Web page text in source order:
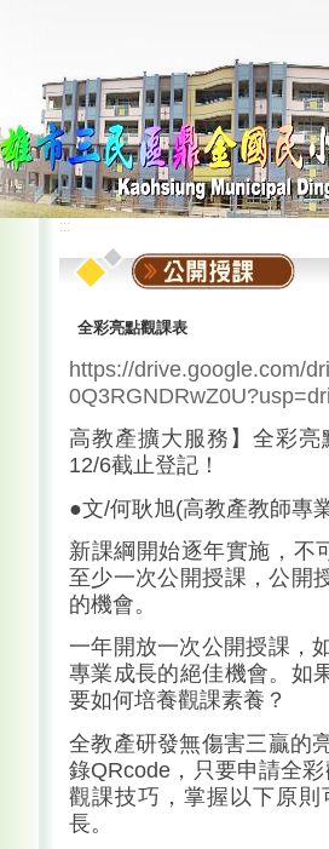
:::
全彩亮點觀課表
https://drive.google.com/
高教產擴大服務】全彩
12/6截止登記！
●文/何耿旭(高教產教師專
新課綱開始逐年實施，不
至少一次公開授課，公開
的機會。
一年開放一次公開授課，
專業成長的絕佳機會。如
要如何培養觀課素養？
全教產研發無傷害三贏的
錄QRcode，只要申請全
觀課技巧，掌握以下原
長。